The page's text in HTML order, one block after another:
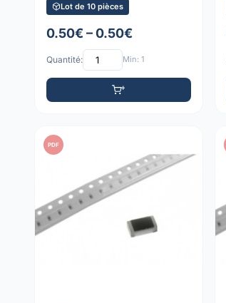
Lot de 10 pièces
0.50€ – 0.50€
Quantité: Min: 1
PDF